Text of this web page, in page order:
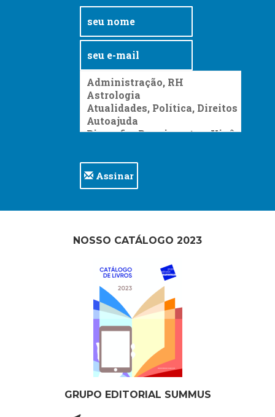
Assinar
NOSSO CATÁLOGO 2023
GRUPO EDITORIAL SUMMUS